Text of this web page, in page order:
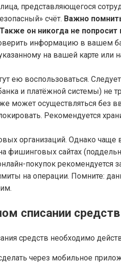
представляющегося
счёт. Важно
он никогда не
информацию в вашем
на вашей карте или
ею воспользоваться.
и платёжной системы) не
может осуществляться без
Рекомендуется
организаций. Однако чаще
фишинговых сайтах
покупок рекомендуется
на операции. Помните:
списании средств
средств необходимо
через мобильное